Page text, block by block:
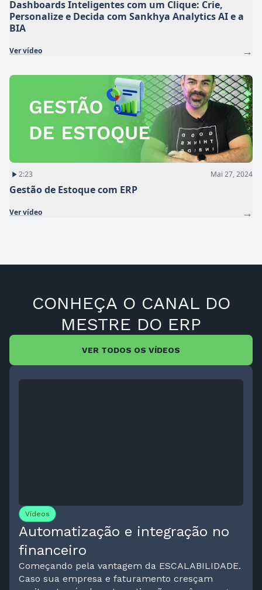
Dashboards Inteligentes com um Clique: Crie,
Personalize e Decida com Sankhya Analytics AI e a
BIA
Ver vídeo →
2:23 Mai 27, 2024
Gestão de Estoque com ERP
Ver vídeo →
CONHEÇA O CANAL DO
MESTRE DO ERP
VER TODOS OS VÍDEOS
Vídeos
Automatização e integração no
financeiro
Começando pela vantagem da ESCALABILIDADE.
Caso sua empresa e faturamento cresçam